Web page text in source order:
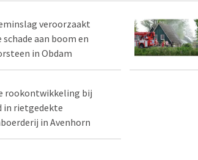
veroorzaakt
aan boom en
in Obdam
rookontwikkeling bij
in rietgedekte
in Avenhorn